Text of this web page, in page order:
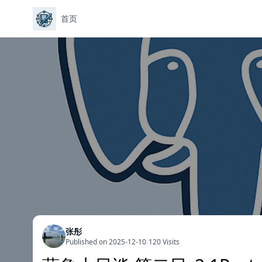
首页
张彤
Published on 2025-12-10/120 Visits